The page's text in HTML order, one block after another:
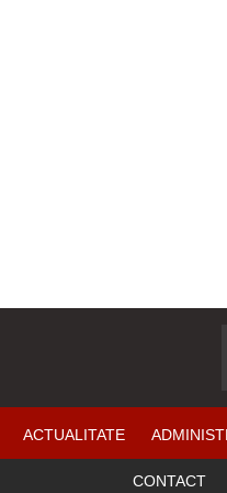
ACTUALITATE
CONTACT